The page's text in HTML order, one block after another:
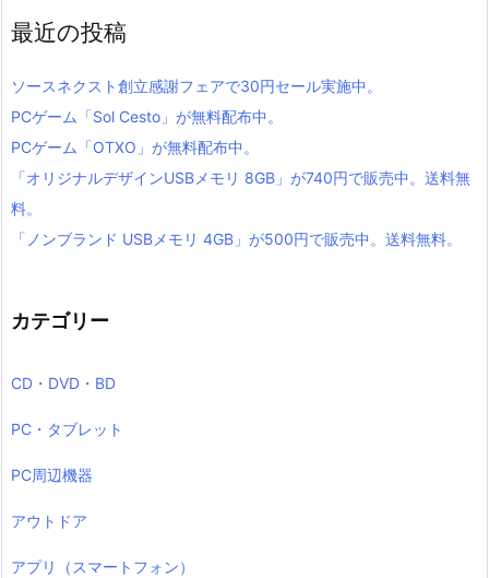
最近の投稿
ソースネクスト創立感謝フェアで30円セール実施中。
PCゲーム「Sol Cesto」が無料配布中。
PCゲーム「OTXO」が無料配布中。
「オリジナルデザインUSBメモリ 8GB」が740円で販売中。送料無
料。
「ノンブランド USBメモリ 4GB」が500円で販売中。送料無料。
カテゴリー
CD・DVD・BD
PC・タブレット
PC周辺機器
アウトドア
アプリ（スマートフォン）